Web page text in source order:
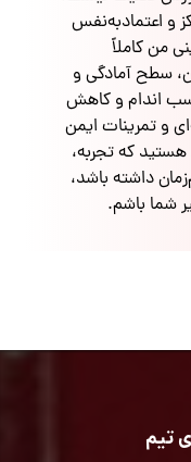
و اعتمادبه‌نفس
من کاملاً
سطح آمادگی و
اندام و کاهش
و تمرینات ایمن
هستید که تجربه،
داشته باشد،
شما باشم.
تیم